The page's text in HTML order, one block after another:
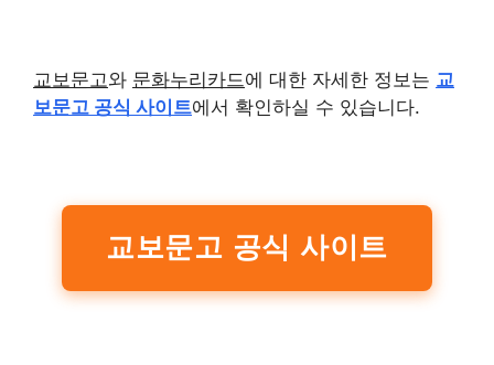
교보문고와 문화누리카드에 대한 자세한 정보는 교
보문고 공식 사이트에서 확인하실 수 있습니다.
교보문고 공식 사이트